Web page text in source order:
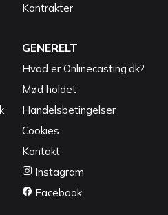
Kontrakter
GENERELT
Hvad er Onlinecasting.dk?
Mød holdet
Handelsbetingelser
Cookies
Kontakt
Instagram
Facebook